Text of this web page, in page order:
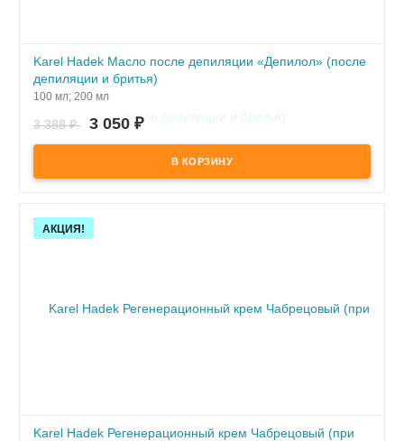
Karel Hadek Масло после депиляции «Депилол» (после
депиляции и бритья)
100 мл; 200 мл
3 388₽ 3 050 ₽
Скидка!
АКЦИЯ!
Karel Hadek Регенерационный крем Чабрецовый (при